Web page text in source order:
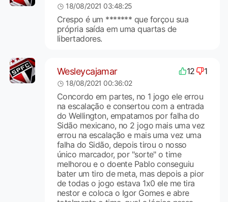
18/08/2021 03:48:25
Crespo é um ******* que forçou sua
própria saída em uma quartas de
libertadores.
Wesleycajamar 12 1
18/08/2021 00:36:02
Concordo em partes, no 1 jogo ele errou
na escalação e consertou com a entrada
do Wellington, empatamos por falha do
Sidão mexicano, no 2 jogo mais uma vez
errou na escalação e mais uma vez uma
falha do Sidão, depois tirou o nosso
único marcador, por "sorte" o time
melhorou e o doente Pablo conseguiu
bater um tiro de meta, mas depois a pior
de todas o jogo estava 1x0 ele me tira
nestor e coloca o Igor Gomes e abre